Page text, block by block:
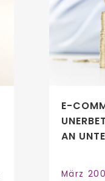
E-
AN
März